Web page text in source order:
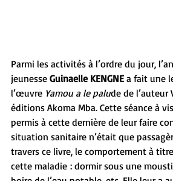
Parmi les activités à l’ordre du jour,
jeunesse Guinaelle KENGNE a fait une
l’œuvre Yamou a le palude de l’auteur
éditions Akoma Mba. Cette séance à
permis à cette dernière de leur faire
situation sanitaire n’était que
travers ce livre, le comportement à
cette maladie : dormir sous une